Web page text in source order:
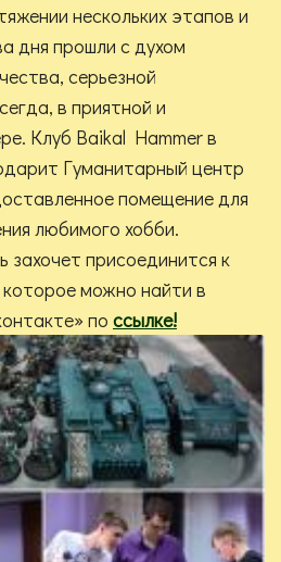
нескольких этапов и
дня прошли с духом
серьезной
в приятной и
Клуб Baikal Hammer в
Гуманитарный центр
помещение для
любимого хобби.
захочет присоединится к
можно найти в
по ссылке!